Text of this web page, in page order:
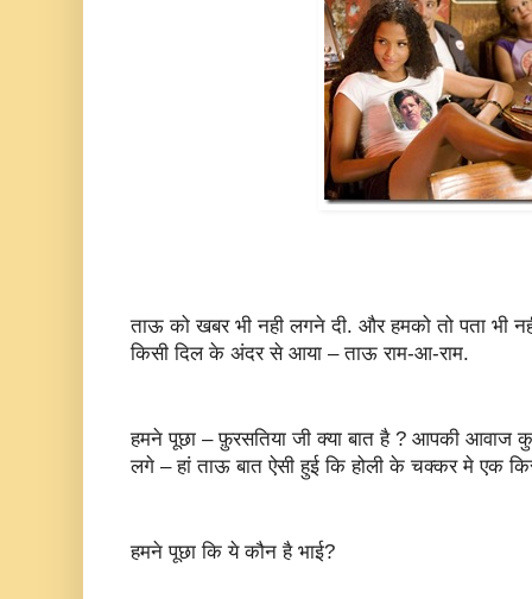
ताऊ को खबर भी नही लगने दी. और हमको तो पता भी
किसी दिल के अंदर से आया – ताऊ राम-आ-राम.
हमने पूछा – फ़ुरसतिया जी क्या बात है ? आपकी आवाज
लगे – हां ताऊ बात ऐसी हुई कि होली के चक्कर मे एक
हमने पूछा कि ये कौन है भाई?